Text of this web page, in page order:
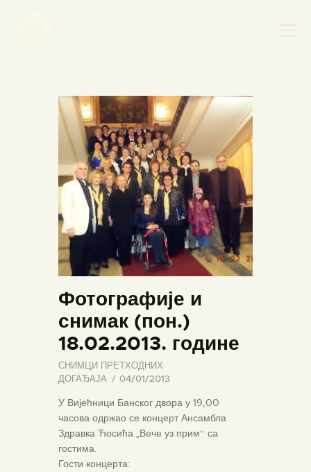
НАСЛОВНА
НОВОСТИ
НАЈАВА ДОГАЂАЈА
БАНСКИ ДВОР
ФОТОГРАФИЈЕ
ВИДЕО
КОНТАКТ
Фотографије и
снимак (пон.)
18.02.2013. године
СНИМЦИ ПРЕТХОДНИХ
ДОГАЂАЈА
04/01/2013
У Вијећници Банског двора у 19,00
часова одржао се концерт Ансамбла
Здравка Ћосића „Вече уз прим“ са
гостима.
Гости концерта: